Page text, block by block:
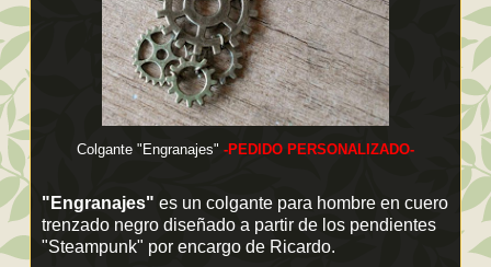
Colgante "Engranajes" -PEDIDO PERSONALIZADO-
"Engranajes" es un colgante para hombre en cuero
trenzado negro diseñado a partir de los pendientes
"Steampunk" por encargo de Ricardo.